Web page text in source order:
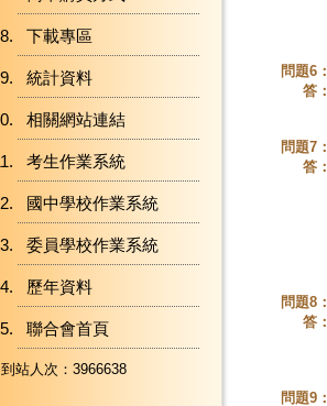
下載專區
統計資料
相關網站連結
考生作業系統
國中學校作業系統
委員學校作業系統
歷年資料
聯合會首頁
到站人次：3966638
問題6：
答：
問題7：
答：
問題8：
答：
問題9：